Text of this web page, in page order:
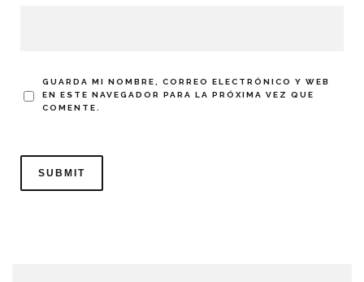
GUARDA MI NOMBRE, CORREO ELECTRÓNICO Y WEB
EN ESTE NAVEGADOR PARA LA PRÓXIMA VEZ QUE
COMENTE.